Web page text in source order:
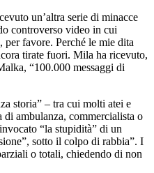
un’altra serie di minacce
controverso video in cui
favore. Perché le mie dita
tirate fuori. Mila ha ricevuto,
“100.000 messaggi di
storia” – tra cui molti atei e
di ambulanza, commercialista o
“la stupidità” di un
sotto il colpo di rabbia”. I
o totali, chiedendo di non